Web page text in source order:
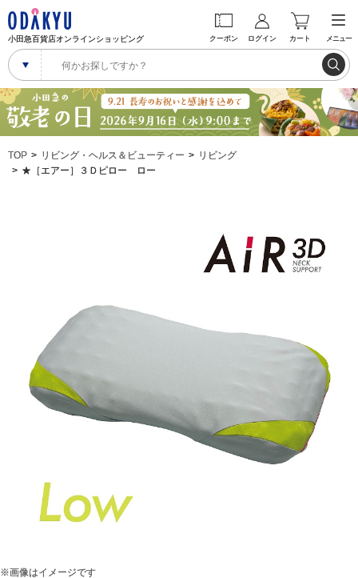
小田急百貨店オンラインショッピング クーポン ログイン カート メニュー
TOP リビング・ヘルス＆ビューティー
リビング
★［エアー］３Ｄピロー ロー
※画像はイメージです